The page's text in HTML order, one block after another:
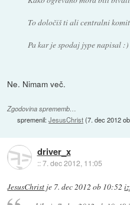
To določiš ti ali centralni
Pa kar je spodaj jype napisal
Ne. Nimam več.
Zgodovina sprememb…
spremenil:JesusChrist(7. dec 2012
driver_x
::7. dec 2012, 11:05
JesusChrist je 7. dec 2012 ob 10:52